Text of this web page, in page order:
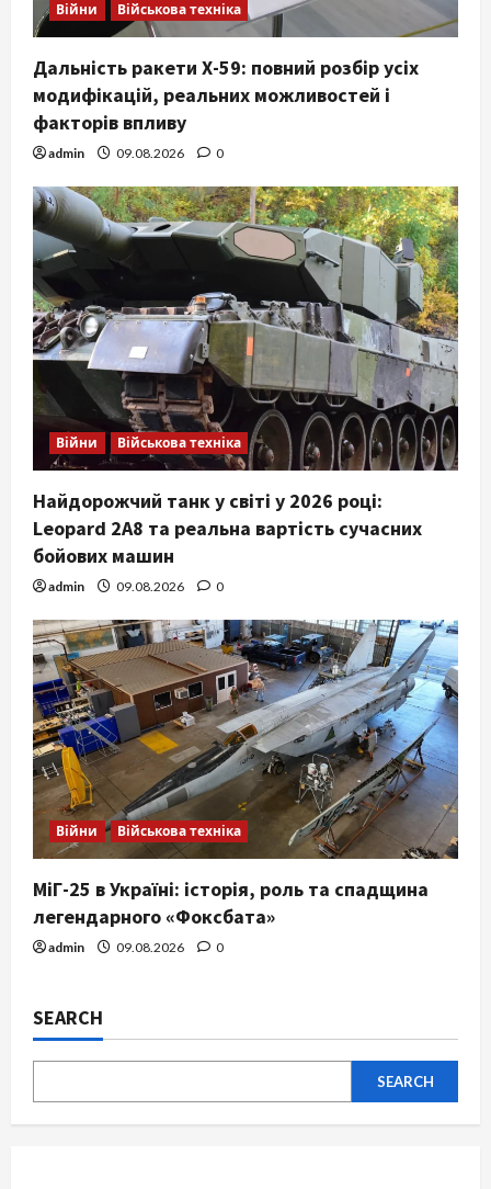
Війни Військова техніка
Дальність ракети Х-59: повний розбір усіх
модифікацій, реальних можливостей і
факторів впливу
admin 09.08.2026 0
Війни Військова техніка
Найдорожчий танк у світі у 2026 році:
Leopard 2A8 та реальна вартість сучасних
бойових машин
admin 09.08.2026 0
Війни Військова техніка
МіГ-25 в Україні: історія, роль та спадщина
легендарного «Фоксбата»
admin 09.08.2026 0
SEARCH
SEARCH